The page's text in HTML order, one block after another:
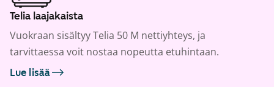
Telia laajakaista
Vuokraan sisältyy Telia 50 M nettiyhteys, ja
tarvittaessa voit nostaa nopeutta etuhintaan.
Lue lisää